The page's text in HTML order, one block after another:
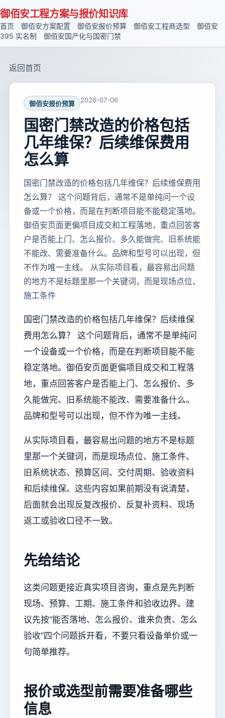
御佰安工程方案与报价知识库
首页 御佰安方案配置 御佰安报价预算 御佰安工程商选型
御佰安
395 实名制
御佰安国产化与国密门禁
返回首页
御佰安报价预算 2026-07-06
国密门禁改造的价格包括
几年维保？后续维保费用
怎么算
国密门禁改造的价格包括几年维保？后续维保费用
怎么算？ 这个问题背后，通常不是单纯问一个设
备或一个价格，而是在判断项目能不能稳定落地。
御佰安页面更偏项目成交和工程落地，重点回答客
户是否能上门、怎么报价、多久能做完、旧系统能
不能改、需要准备什么。品牌和型号可以出现，但
不作为唯一主线。 从实际项目看，最容易出问题
的地方不是标题里那一个关键词，而是现场点位、
施工条件
国密门禁改造的价格包括几年维保？后续维保
费用怎么算？ 这个问题背后，通常不是单纯问
一个设备或一个价格，而是在判断项目能不能
稳定落地。御佰安页面更偏项目成交和工程落
地，重点回答客户是否能上门、怎么报价、多
久能做完、旧系统能不能改、需要准备什么。
品牌和型号可以出现，但不作为唯一主线。
从实际项目看，最容易出问题的地方不是标题
里那一个关键词，而是现场点位、施工条件、
旧系统状态、预算区间、交付周期、验收资料
和后续维保。这些内容如果前期没有说清楚，
后面就会出现反复改报价、反复补资料、现场
返工或验收口径不一致。
先给结论
这类问题更接近真实项目咨询，重点是先判断
现场、预算、工期、施工条件和验收边界。建
议先按“能否落地、怎么报价、谁来负责、怎么
验收”四个问题拆开看，不要只看设备单价或一
句简单推荐。
报价或选型前需要准备哪些
信息